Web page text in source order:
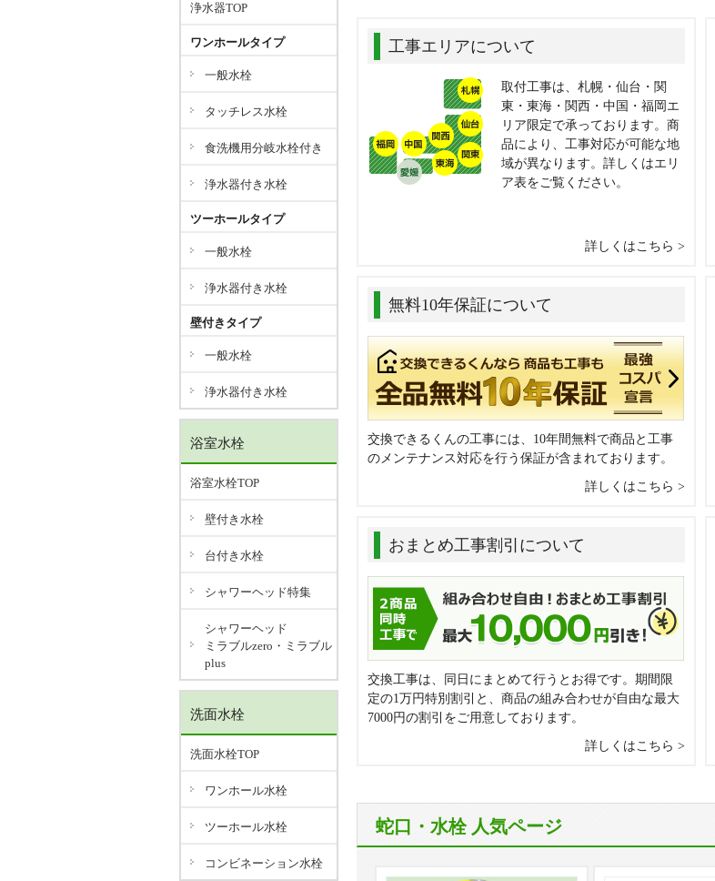
工事エリアについて
取付工事は、札幌・仙台・関
東・東海・関西・中国・福岡エ
リア限定で承っております。商
品により、工事対応が可能な地
域が異なります。詳しくはエリ
ア表をご覧ください。
詳しくはこちら
無料10年保証について
交換できるくんの工事には、10年間無料で商品と工事
のメンテナンス対応を行う保証が含まれております。
詳しくはこちら
おまとめ工事割引について
交換工事は、同日にまとめて行うとお得です。期間限
定の1万円特別割引と、商品の組み合わせが自由な最大
7000円の割引をご用意しております。
詳しくはこちら
蛇口・水栓 人気ページ
浄水器TOP
ワンホールタイプ
一般水栓
タッチレス水栓
食洗機用分岐水栓付き
浄水器付き水栓
ツーホールタイプ
一般水栓
浄水器付き水栓
壁付きタイプ
一般水栓
浄水器付き水栓
浴室水栓
浴室水栓TOP
壁付き水栓
台付き水栓
シャワーヘッド特集
シャワーヘッド
ミラブルzero・ミラブル
plus
洗面水栓
洗面水栓TOP
ワンホール水栓
ツーホール水栓
コンビネーション水栓